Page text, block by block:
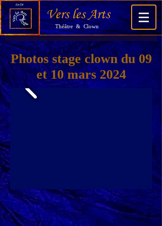
Théâtre & Clown
Vers les Arts
Photos stage clown du 09
et 10 mars 2024